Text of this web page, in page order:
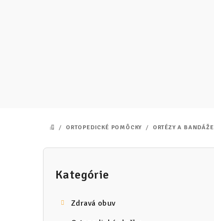
DOMOV
/ ORTOPEDICKÉ POMÔCKY / ORTÉZY A BANDÁŽE
B
Preskočiť
Kategórie
Zdravá obuv